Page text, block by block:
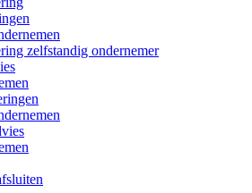
zelfstandig ondernemer